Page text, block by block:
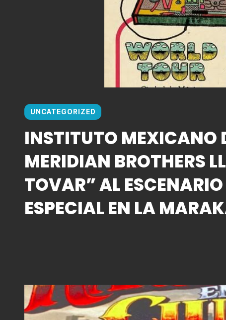
UNCATEGORIZED
INSTITUTO MEXICANO
MERIDIAN BROTHERS
TOVAR” AL
ESPECIAL EN LA